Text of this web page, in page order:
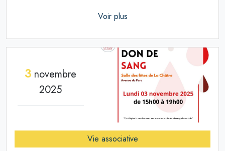
Voir plus
3 novembre
2025
Vie associative